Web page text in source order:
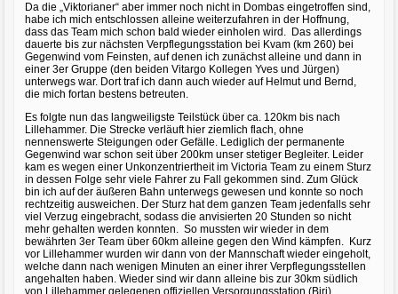
Da die „Viktorianer“ aber immer noch nicht in Dombas eingetroffen sind,
habe ich mich entschlossen alleine weiterzufahren in der Hoffnung,
dass das Team mich schon bald wieder einholen wird. Das allerdings
dauerte bis zur nächsten Verpflegungsstation bei Kvam (km 260) bei
Gegenwind vom Feinsten, auf denen ich zunächst alleine und dann in
einer 3er Gruppe (den beiden Vitargo Kollegen Yves und Jürgen)
unterwegs war. Dort traf ich dann auch wieder auf Helmut und Bernd,
die mich fortan bestens betreuten.
Es folgte nun das langweiligste Teilstück über ca. 120km bis nach
Lillehammer. Die Strecke verläuft hier ziemlich flach, ohne
nennenswerte Steigungen oder Gefälle. Lediglich der permanente
Gegenwind war schon seit über 200km unser stetiger Begleiter. Leider
kam es wegen einer Unkonzentriertheit im Victoria Team zu einem Sturz
in dessen Folge sehr viele Fahrer zu Fall gekommen sind. Zum Glück
bin ich auf der äußeren Bahn unterwegs gewesen und konnte so noch
rechtzeitig ausweichen. Der Sturz hat dem ganzen Team jedenfalls sehr
viel Verzug eingebracht, sodass die anvisierten 20 Stunden so nicht
mehr gehalten werden konnten. So mussten wir wieder in dem
bewährten 3er Team über 60km alleine gegen den Wind kämpfen. Kurz
vor Lillehammer wurden wir dann von der Mannschaft wieder eingeholt,
welche dann nach wenigen Minuten an einer ihrer Verpflegungsstellen
angehalten haben. Wieder sind wir dann alleine bis zur 30km südlich